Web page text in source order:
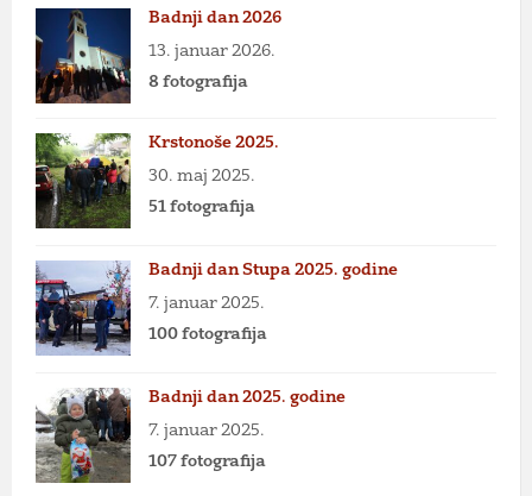
Badnji dan 2026
13. januar 2026.
8 fotografija
Krstonoše 2025.
30. maj 2025.
51 fotografija
Badnji dan Stupa 2025. godine
7. januar 2025.
100 fotografija
Badnji dan 2025. godine
7. januar 2025.
107 fotografija